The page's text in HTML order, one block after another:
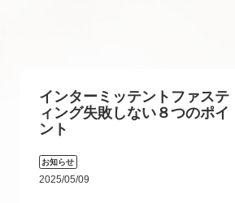
インターミッテントファステ
ィング失敗しない８つのポイ
ント
お知らせ
2025/05/09